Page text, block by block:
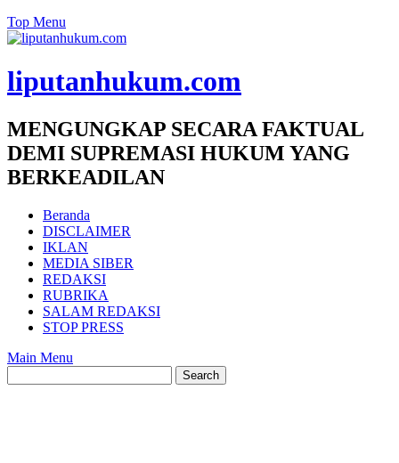
Top Menu
liputanhukum.com
MENGUNGKAP SECARA FAKTUAL
DEMI SUPREMASI HUKUM YANG
BERKEADILAN
Beranda
DISCLAIMER
IKLAN
MEDIA SIBER
REDAKSI
RUBRIKA
SALAM REDAKSI
STOP PRESS
Main Menu